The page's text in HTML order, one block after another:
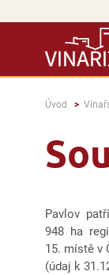
Úvod
Pavlov
948 ha
15. místě v
(údaj k